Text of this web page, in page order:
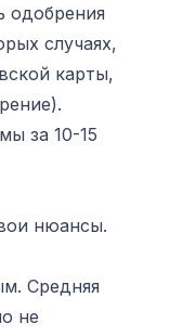
одобрения
случаях,
карты,
за 10-15
нюансы.
Средняя
не